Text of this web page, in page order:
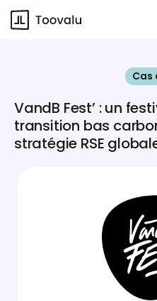
Cas
VandB Fest’ : un
transition bas
stratégie RSE